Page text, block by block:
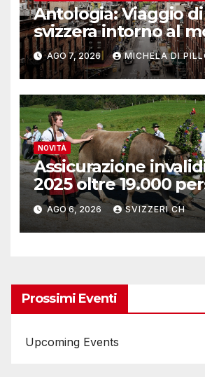
Antologia: Viaggio
svizzera intorno al
Yosemite
AGO 7, 2026 MICHELA DI
NOVITÀ
Assicurazione
2025 oltre 19.000
reinserite nel
lavoro
AGO 6, 2026 SVIZZERI CH
Prossimi Eventi
Upcoming Events